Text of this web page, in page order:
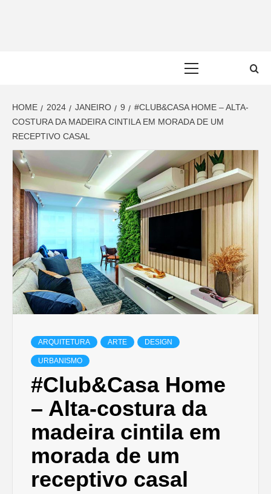
HOME 2024 JANEIRO 9
#CLUB&CASA HOME – ALTA-
COSTURA DA MADEIRA CINTILA EM MORADA DE UM
RECEPTIVO CASAL
ARQUITETURA ARTE DESIGN
URBANISMO
#Club&Casa Home
– Alta-costura da
madeira cintila em
morada de um
receptivo casal